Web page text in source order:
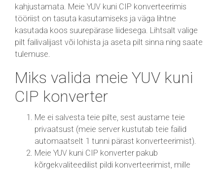
kahjustamata. Meie YUV kuni CIP konverteerimis
tööriist on tasuta kasutamiseks ja väga lihtne
kasutada koos suurepärase liidesega. Lihtsalt valige
pilt failivalijast või lohista ja aseta pilt sinna ning saate
tulemuse.
Miks valida meie YUV kuni
CIP konverter
Me ei salvesta teie pilte, sest austame teie
privaatsust (meie server kustutab teie failid
automaatselt 1 tunni pärast konverteerimist).
Meie YUV kuni CIP konverter pakub
kõrgekvaliteedilist pildi konverteerimist, mille